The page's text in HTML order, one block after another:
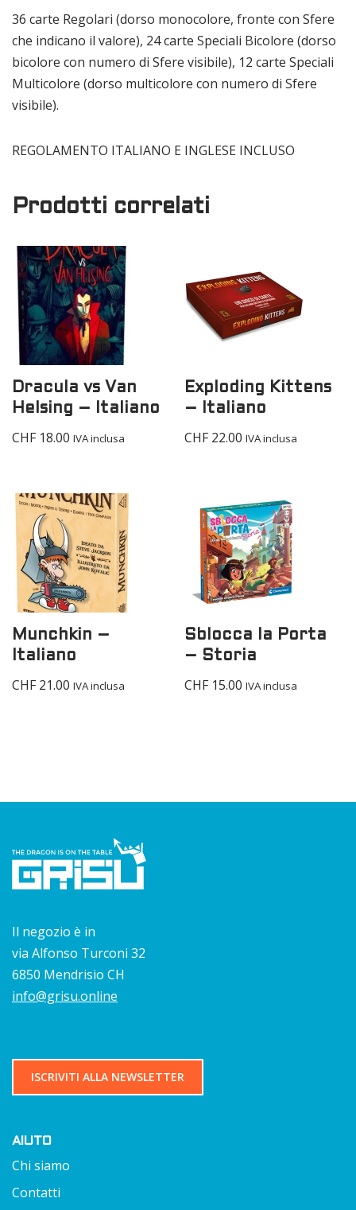
36 carte Regolari (dorso monocolore, fronte con Sfere
che indicano il valore), 24 carte Speciali Bicolore (dorso
bicolore con numero di Sfere visibile), 12 carte Speciali
Multicolore (dorso multicolore con numero di Sfere
visibile).
REGOLAMENTO ITALIANO E INGLESE INCLUSO
Prodotti correlati
Dracula vs Van
Helsing – Italiano
CHF18.00 IVA inclusa
Exploding Kittens
– Italiano
CHF22.00 IVA inclusa
Munchkin –
Italiano
CHF21.00 IVA inclusa
Sblocca la Porta
– Storia
CHF15.00 IVA inclusa
Il negozio è in
via Alfonso Turconi 32
6850 Mendrisio CH
info@grisu.online
ISCRIVITI ALLA NEWSLETTER
AIUTO
Chi siamo
Contatti